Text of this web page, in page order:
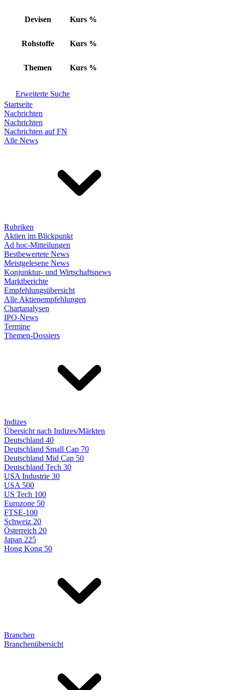
Devisen Kurs %
Rohstoffe Kurs %
Themen Kurs %
Erweiterte Suche
Startseite
Nachrichten
Nachrichten
Nachrichten auf FN
Alle News
Rubriken
Aktien im Blickpunkt
Ad hoc-Mitteilungen
Bestbewertete News
Meistgelesene News
Konjunktur- und Wirtschaftsnews
Marktberichte
Empfehlungsübersicht
Alle Aktienempfehlungen
Chartanalysen
IPO-News
Termine
Themen-Dossiers
Indizes
Übersicht nach Indizes/Märkten
Deutschland 40
Deutschland Small Cap 70
Deutschland Mid Cap 50
Deutschland Tech 30
USA Industrie 30
USA 500
US Tech 100
Eurozone 50
FTSE-100
Schweiz 20
Österreich 20
Japan 225
Hong Kong 50
Branchen
Branchenübersicht